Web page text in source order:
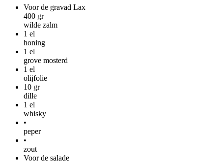
Voor de gravad Lax
400 gr
wilde zalm
1 el
honing
1 el
grove mosterd
1 el
olijfolie
10 gr
dille
1 el
whisky
•
peper
•
zout
Voor de salade